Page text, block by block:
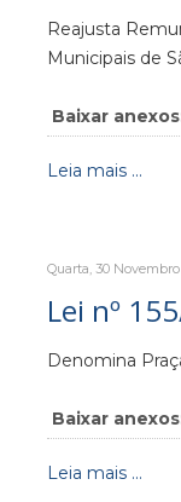
Reajusta
Municipais de
Baixar
Leia mais ...
Quarta, 30 Novembro
Lei nº
Denomina
Baixar
Leia mais ...